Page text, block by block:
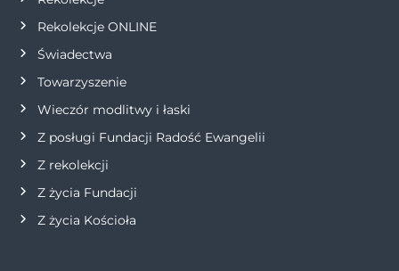
Rekolekcje ONLINE
Świadectwa
Towarzyszenie
Wieczór modlitwy i łaski
Z posługi Fundacji Radość Ewangelii
Z rekolekcji
Z życia Fundacji
Z życia Kościoła